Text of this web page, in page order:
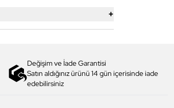
+
Değişim ve İade Garantisi
Satın aldığınız ürünü 14 gün içerisinde iade
edebilirsiniz